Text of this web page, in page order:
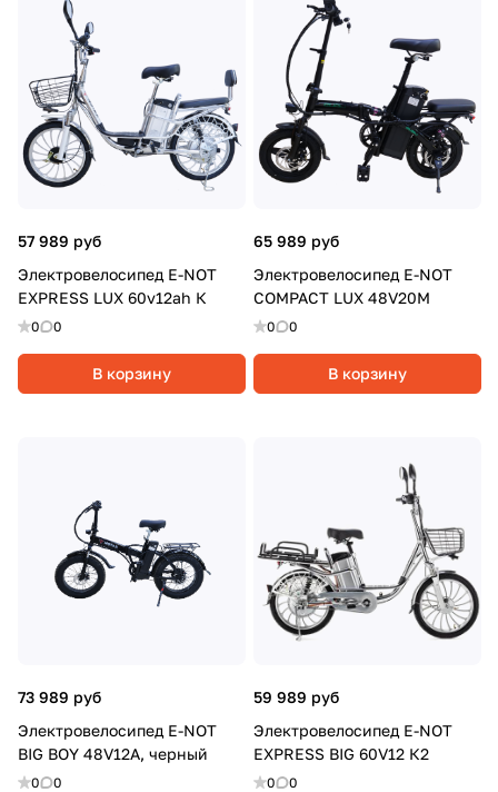
57 989 руб
Электровелосипед E-NOT
EXPRESS LUX 60v12ah К
0 0
В корзину
65 989 руб
Электровелосипед E-NOT
COMPACT LUX 48V20M
0 0
В корзину
73 989 руб
Электровелосипед E-NOT
BIG BOY 48V12A, черный
0 0
59 989 руб
Электровелосипед E-NOT
EXPRESS BIG 60V12 К2
0 0